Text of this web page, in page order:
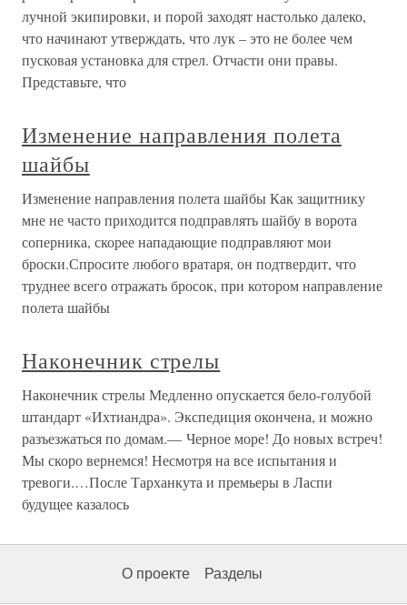
лучной экипировки, и порой заходят настолько далеко,
что начинают утверждать, что лук – это не более чем
пусковая установка для стрел. Отчасти они правы.
Представьте, что
Изменение направления полета
шайбы
Изменение направления полета шайбы Как защитнику
мне не часто приходится подправлять шайбу в ворота
соперника, скорее нападающие подправляют мои
броски.Спросите любого вратаря, он подтвердит, что
труднее всего отражать бросок, при котором направление
полета шайбы
Наконечник стрелы
Наконечник стрелы Медленно опускается бело-голубой
штандарт «Ихтиандра». Экспедиция окончена, и можно
разъезжаться по домам.— Черное море! До новых встреч!
Мы скоро вернемся! Несмотря на все испытания и
тревоги.…После Тарханкута и премьеры в Ласпи
будущее казалось
О проекте Разделы